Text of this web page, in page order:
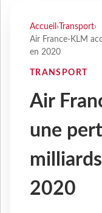
Accueil › Transport›
Air France-KLM
en 2020
TRANSPORT
Air
une
2020